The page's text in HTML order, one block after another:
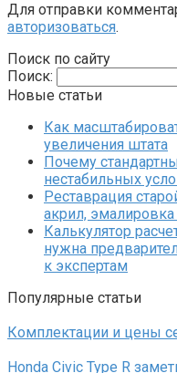
Для отправки
авторизоваться.
Поиск по сайту
Поиск:
Новые статьи
Как
увеличения штата
Почему
нестабильных
Реставрация
акрил,
Калькулятор
нужна
к экспертам
Популярные статьи
Комплектации и цены
Honda Civic Type R